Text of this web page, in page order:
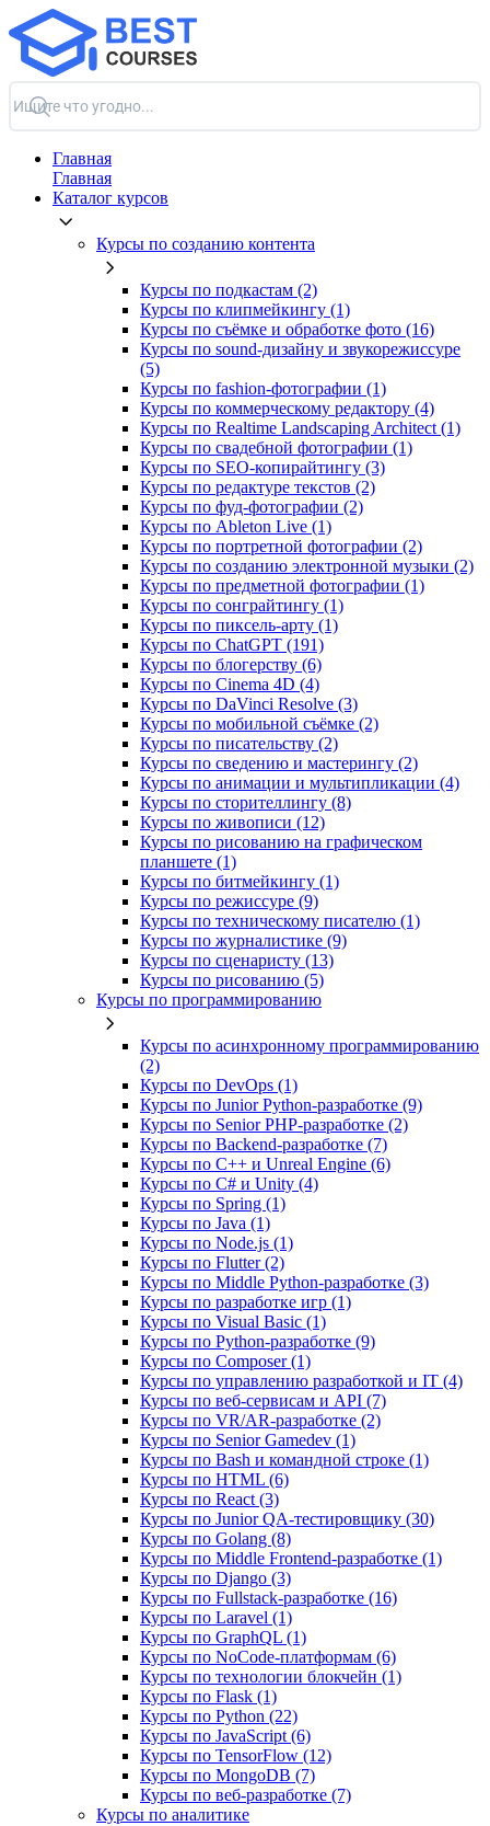
Главная
Главная
Каталог курсов
Курсы по созданию контента
Курсы по подкастам (2)
Курсы по клипмейкингу (1)
Курсы по съёмке и обработке фото (16)
Курсы по sound-дизайну и звукорежиссуре
(5)
Курсы по fashion-фотографии (1)
Курсы по коммерческому редактору (4)
Курсы по Realtime Landscaping Architect (1)
Курсы по свадебной фотографии (1)
Курсы по SEO-копирайтингу (3)
Курсы по редактуре текстов (2)
Курсы по фуд-фотографии (2)
Курсы по Ableton Live (1)
Курсы по портретной фотографии (2)
Курсы по созданию электронной музыки (2)
Курсы по предметной фотографии (1)
Курсы по сонграйтингу (1)
Курсы по пиксель-арту (1)
Курсы по ChatGPT (191)
Курсы по блогерству (6)
Курсы по Cinema 4D (4)
Курсы по DaVinci Resolve (3)
Курсы по мобильной съёмке (2)
Курсы по писательству (2)
Курсы по сведению и мастерингу (2)
Курсы по анимации и мультипликации (4)
Курсы по сторителлингу (8)
Курсы по живописи (12)
Курсы по рисованию на графическом
планшете (1)
Курсы по битмейкингу (1)
Курсы по режиссуре (9)
Курсы по техническому писателю (1)
Курсы по журналистике (9)
Курсы по сценаристу (13)
Курсы по рисованию (5)
Курсы по программированию
Курсы по асинхронному программированию
(2)
Курсы по DevOps (1)
Курсы по Junior Python-разработке (9)
Курсы по Senior PHP-разработке (2)
Курсы по Backend‑разработке (7)
Курсы по C++ и Unreal Engine (6)
Курсы по C# и Unity (4)
Курсы по Spring (1)
Курсы по Java (1)
Курсы по Node.js (1)
Курсы по Flutter (2)
Курсы по Middle Python-разработке (3)
Курсы по разработке игр (1)
Курсы по Visual Basic (1)
Курсы по Python-разработке (9)
Курсы по Composer (1)
Курсы по управлению разработкой и IT (4)
Курсы по веб‑сервисам и API (7)
Курсы по VR/AR‑разработке (2)
Курсы по Senior Gamedev (1)
Курсы по Bash и командной строке (1)
Курсы по HTML (6)
Курсы по React (3)
Курсы по Junior QA-тестировщику (30)
Курсы по Golang (8)
Курсы по Middle Frontend-разработке (1)
Курсы по Django (3)
Курсы по Fullstack‑разработке (16)
Курсы по Laravel (1)
Курсы по GraphQL (1)
Курсы по NoCode‑платформам (6)
Курсы по технологии блокчейн (1)
Курсы по Flask (1)
Курсы по Python (22)
Курсы по JavaScript (6)
Курсы по TensorFlow (12)
Курсы по MongoDB (7)
Курсы по веб‑разработке (7)
Курсы по аналитике